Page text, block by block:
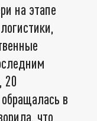
на этапе
20
в
что